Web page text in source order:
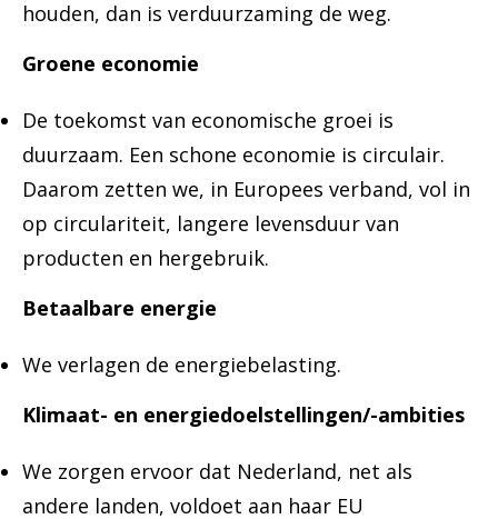
houden, dan is verduurzaming de weg.
Groene economie
De toekomst van economische groei is
duurzaam. Een schone economie is circulair.
Daarom zetten we, in Europees verband, vol in
op circulariteit, langere levensduur van
producten en hergebruik.
Betaalbare energie
We verlagen de energiebelasting.
Klimaat- en energiedoelstellingen/-ambities
We zorgen ervoor dat Nederland, net als
andere landen, voldoet aan haar EU